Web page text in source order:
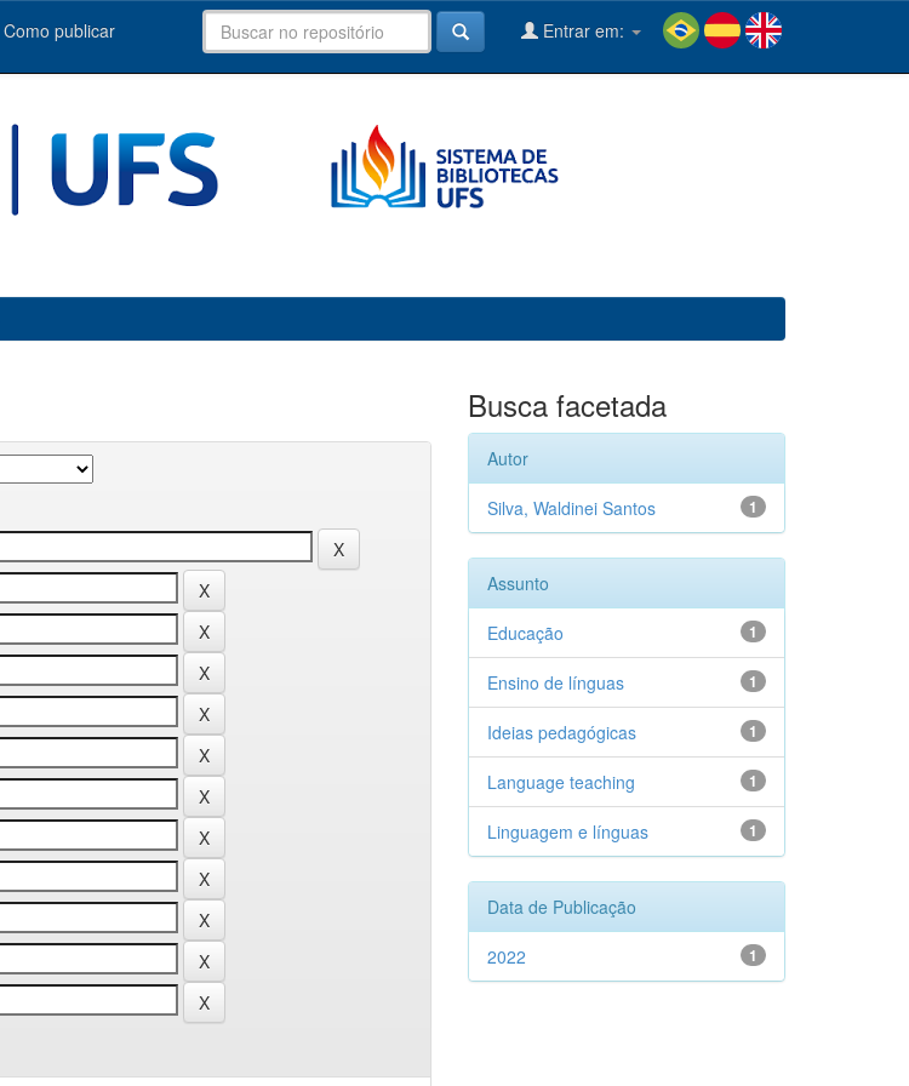
Como publicar Entrar em:
Busca facetada
Autor
1
Silva, Waldinei Santos
Assunto
1
Educação
1
Ensino de línguas
1
Ideias pedagógicas
1
Language teaching
1
Linguagem e línguas
Data de Publicação
1
2022